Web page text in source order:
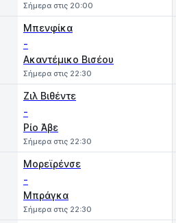
Σήμερα στις 20:00
Μπενφίκα
-
Ακαντέμικο Βισέου
Σήμερα στις 22:30
Ζιλ Βιθέντε
-
Ρίο Άβε
Σήμερα στις 22:30
Μορεϊρένσε
-
Μπράγκα
Σήμερα στις 22:30